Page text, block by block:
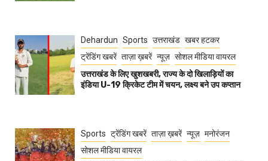
Dehardun Sports उत्तराखंड खबर हटकर
ट्रेंडिंग खबरें ताज़ा ख़बरें न्यूज़ सोशल मीडिया वायरल
उत्तराखंड के लिए खुशखबरी, राज्य के दो खिलाड़ियों का
इंडिया U-19 क्रिकेट टीम में चयन, लक्ष्य बने उप कप्तान
Sports ट्रेंडिंग खबरें ताज़ा ख़बरें न्यूज़ मनोरंजन
सोशल मीडिया वायरल